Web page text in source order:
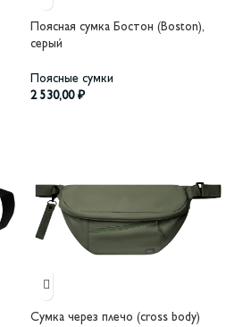
Поясная сумка Бостон (Boston),
серый
Поясные сумки
2 530,00 ₽
Сумка через плечо (cross body)